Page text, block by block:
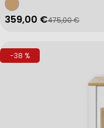
Verkaufspreis
359,00 €
Regulärer Preis
475,00 €
-38 %